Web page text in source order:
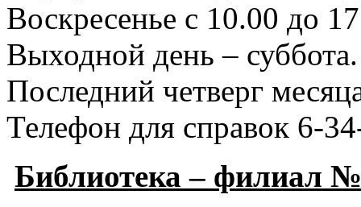
Воскресенье с 10.00 до
Выходной день – суббота.
Последний четверг
Телефон для справок 6-
Библиотека – филиал